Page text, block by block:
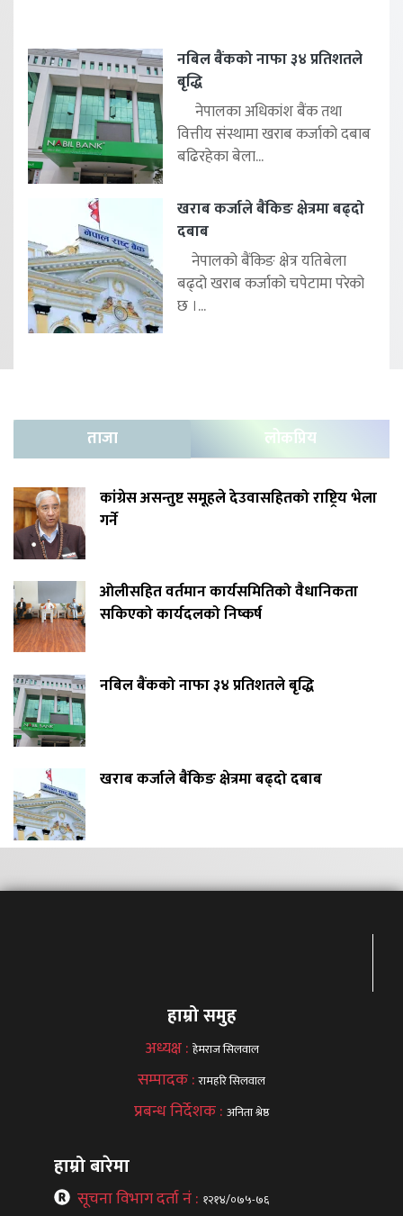
नबिल बैंकको नाफा ३४ प्रतिशतले
बृद्धि
नेपालका अधिकांश बैंक तथा
वित्तीय संस्थामा खराब कर्जाको दबाब
बढिरहेका बेला...
खराब कर्जाले बैंकिङ क्षेत्रमा बढ्दो
दबाब
नेपालको बैंकिङ क्षेत्र यतिबेला
बढ्दो खराब कर्जाको चपेटामा परेको
छ ।...
ताजा लोकप्रिय
कांग्रेस असन्तुष्ट समूहले देउवासहितको राष्ट्रिय भेला
गर्ने
ओलीसहित वर्तमान कार्यसमितिको वैधानिकता
सकिएको कार्यदलको निष्कर्ष
नबिल बैंकको नाफा ३४ प्रतिशतले बृद्धि
खराब कर्जाले बैंकिङ क्षेत्रमा बढ्दो दबाब
हाम्रो समुह
अध्यक्ष : हेमराज सिलवाल
सम्पादक :रामहरि सिलवाल
प्रबन्ध निर्देशक : अनिता श्रेष्ठ
हाम्रो बारेमा
सूचना विभाग दर्ता नं : १२१४/०७५-७६